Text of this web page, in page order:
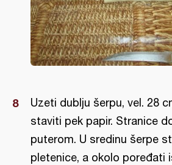
Uzeti dublju šerpu, vel. 28
staviti pek papir. Stranice
puterom. U sredinu šerpe
pletenice, a okolo poređati